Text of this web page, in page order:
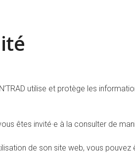
utilise et protège les
êtes invité·e à la consulter de
de son site web, vous pouvez